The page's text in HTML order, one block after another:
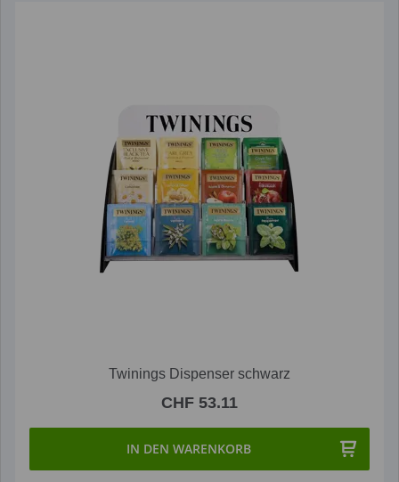
Twinings Dispenser schwarz
CHF 53.11
IN DEN WARENKORB